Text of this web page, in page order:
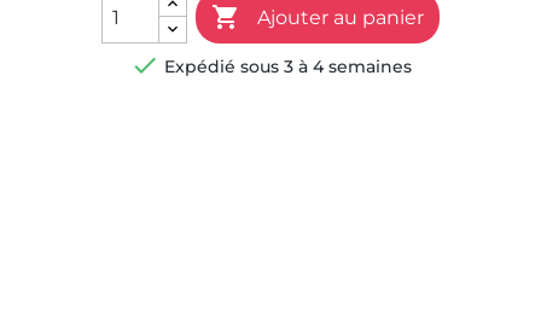
 Ajouter au panier
 Expédié sous 3 à 4 semaines